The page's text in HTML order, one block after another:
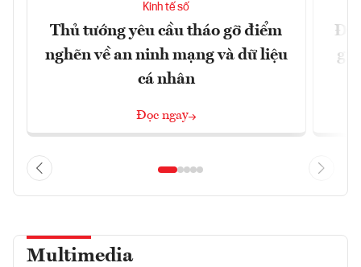
Kinh tế số
Thủ tướng yêu cầu tháo gỡ điểm
nghẽn về an ninh mạng và dữ liệu
cá nhân
Đọc ngay
Đề
Multimedia